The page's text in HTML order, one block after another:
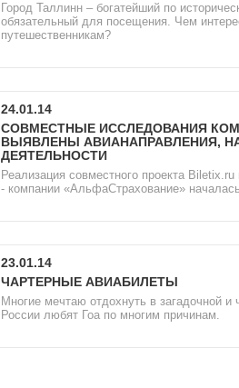
Город Таллинн – богатейший по
обязательный для посещения. Чем
путешественникам?
24.01.14
СОВМЕСТНЫЕ ИССЛЕДОВАНИЯ
ВЫЯВЛЕНЫ АВИАНАПРАВЛЕНИЯ,
ДЕЯТЕЛЬНОСТИ
Реализация совместного проекта
- компании «АльфаСтрахование»
23.01.14
ЧАРТЕРНЫЕ АВИАБИЛЕТЫ
Многие мечтаю отдохнуть в загадочной и
России любят Гоа по многим причинам.